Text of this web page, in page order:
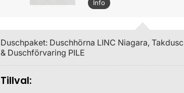
Info
Duschpaket: Duschhörna LINC Niagara,
& Duschförvaring PILE
Tillval: